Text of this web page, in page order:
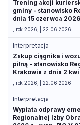
Trening akcji
gminy - stanowisko
dnia 15 czerwca
, rok 2026, | 22.06.2026
Interpretacja
Zakup ciągnika i
pitną - stanowisko
Krakowie z dnia 2
, rok 2026, | 22.06.2026
Interpretacja
Wypłata odprawy
Regionalnej Izby